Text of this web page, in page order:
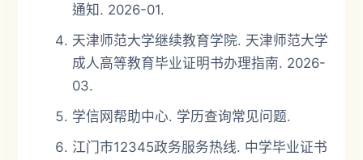
通知. 2026-01.
天津师范大学继续教育学院. 天津师范大学
成人高等教育毕业证明书办理指南. 2026-
03.
学信网帮助中心. 学历查询常见问题.
江门市12345政务服务热线. 中学毕业证书